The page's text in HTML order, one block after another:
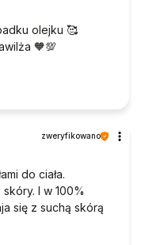
olejku 🥰
🧡💯
zweryfikowano
do ciała.
I w 100%
się z suchą skórą